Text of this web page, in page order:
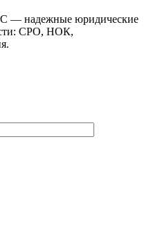
— надежные юридические
СРО, НОК,